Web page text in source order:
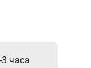
часа